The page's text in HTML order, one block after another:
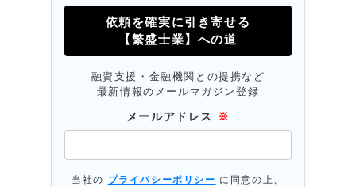
依頼を確実に引き寄せる
【繁盛士業】への道
融資支援・金融機関との提携など
最新情報のメールマガジン登録
メールアドレス ※
当社の プライバシーポリシー に同意の上、